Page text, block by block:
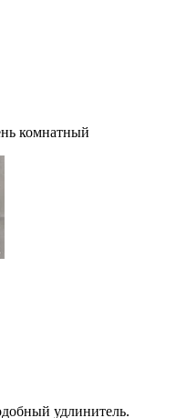
комнатный
удлинитель.